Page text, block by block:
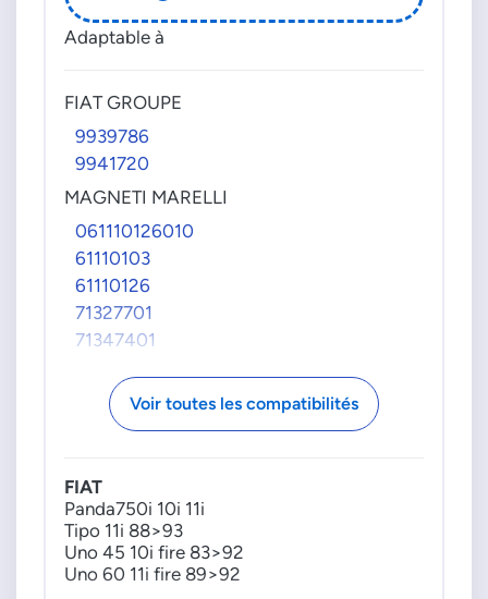
026905205P
026905205Q
026905206AD
026905206C
026905206E
026905206F
026905206G
026905206H
026905206J
026905206K
026905206T
027905205H
027905205M
027905205R
034905205C
034905205F
034905205G
034905205L
Adaptable à
FIAT GROUPE
9939786
9941720
MAGNETI MARELLI
061110126010
61110103
61110126
71327701
71347401
SE101AB
SE101B
SE101D
SE101E
SE101F
SE101G
SE101H
Voir toutes les compatibilités
FIAT
Panda750i 10i 11i
Tipo 11i 88>93
Uno 45 10i fire 83>92
Uno 60 11i fire 89>92